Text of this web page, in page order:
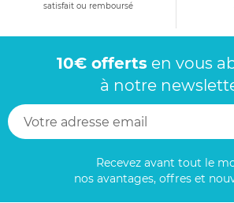
satisfait ou remboursé
10€ offerts en vous
à notre
Recevez avant tout le
nos avantages, offres et